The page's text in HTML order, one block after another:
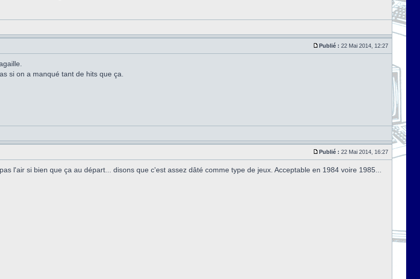
Publié : 22 Mai 2014, 12:27
si on a manqué tant de hits que ça.
Publié : 22 Mai 2014, 16:27
l'air si bien que ça au départ... disons que c'est assez dâté comme type de jeux. Acceptable en 1984 voire 1985...